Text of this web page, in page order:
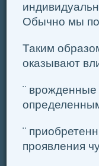
Обычно мы
Таким
оказывают
¨
¨
проявления